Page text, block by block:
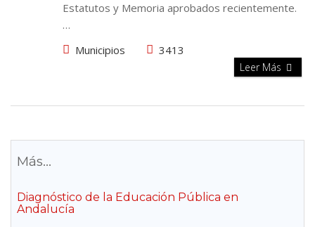
Estatutos y Memoria aprobados recientemente.
…
Municipios
3413
Leer Más
Más...
Diagnóstico de la Educación Pública en
Andalucía